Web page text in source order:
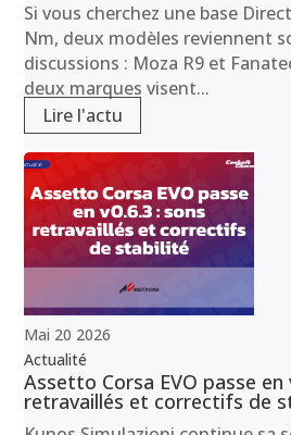
Si vous cherchez une base
Nm, deux modèles reviennent
discussions : Moza R9 et
deux marques visent...
Lire l'actu
Mai 20 2026
Actualité
Assetto Corsa EVO passe en
retravaillés et correctifs de